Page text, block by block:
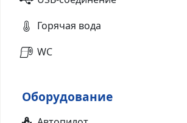
Горячая вода
WC
Оборудование